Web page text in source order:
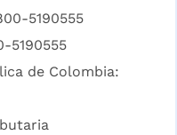
5190555
5190555
de Colombia: